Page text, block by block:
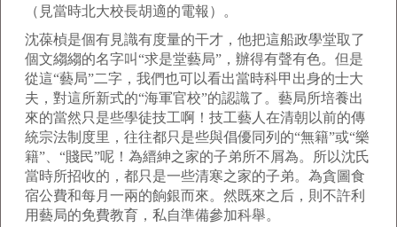
（見當時北大校長胡適的電報）。
沈葆楨是個有見識有度量的干才，他把這船政學堂取了
個文縐縐的名字叫“求是堂藝局”，辦得有聲有色。但是
從這“藝局”二字，我們也可以看出當時科甲出身的士大
夫，對這所新式的“海軍官校”的認識了。藝局所培養出
來的當然只是些學徒技工啊！技工藝人在清朝以前的傳
統宗法制度里，往往都只是些與倡優同列的“無籍”或“樂
籍”、“賤民”呢！為縉紳之家的子弟所不屑為。所以沈氏
當時所招收的，都只是一些清寒之家的子弟。為貪圖食
宿公費和每月一兩的餉銀而來。然既來之后，則不許利
用藝局的免費教育，私自準備參加科舉。